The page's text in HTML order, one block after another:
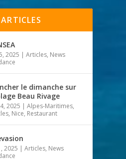
2025 |Articles, News
le dimanche sur
Beau Rivage
2025 |Alpes-Maritimes,
, Nice, Restaurant
2025 |Articles, News